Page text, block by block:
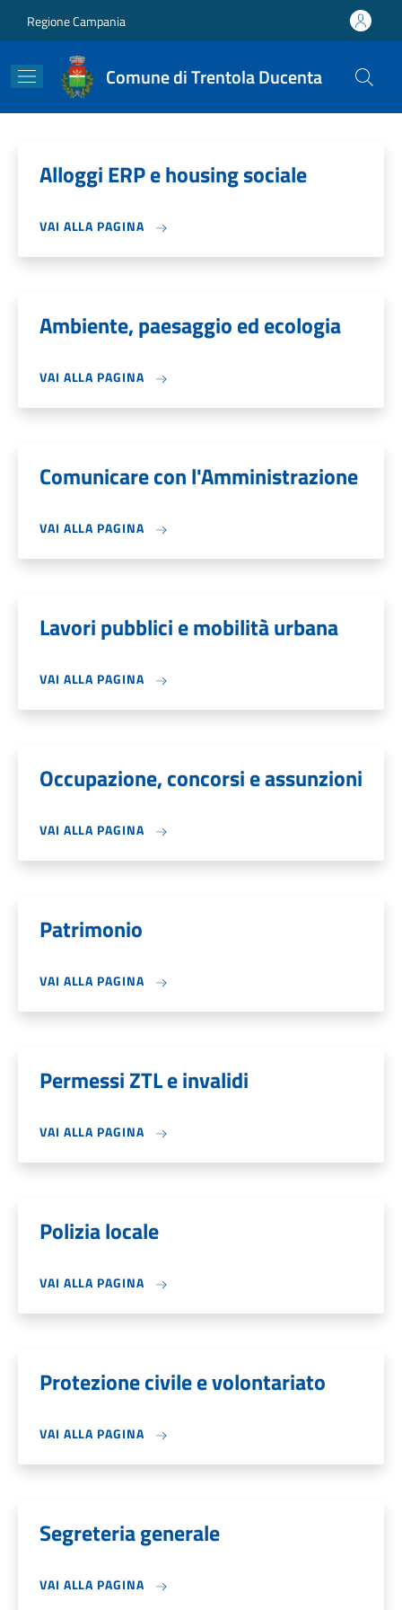
Regione Campania
Comune di Trentola Ducenta
Alloggi ERP e housing sociale
VAI ALLA PAGINA
Ambiente, paesaggio ed ecologia
VAI ALLA PAGINA
Comunicare con l'Amministrazione
VAI ALLA PAGINA
Lavori pubblici e mobilità urbana
VAI ALLA PAGINA
Occupazione, concorsi e assunzioni
VAI ALLA PAGINA
Patrimonio
VAI ALLA PAGINA
Permessi ZTL e invalidi
VAI ALLA PAGINA
Polizia locale
VAI ALLA PAGINA
Protezione civile e volontariato
VAI ALLA PAGINA
Segreteria generale
VAI ALLA PAGINA